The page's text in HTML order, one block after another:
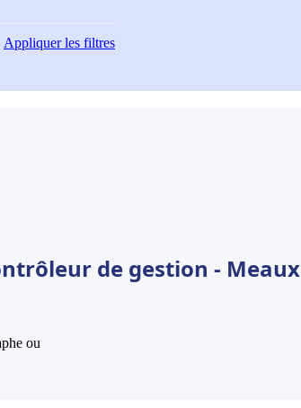
Appliquerles filtres
de gestion - Meaux
ou